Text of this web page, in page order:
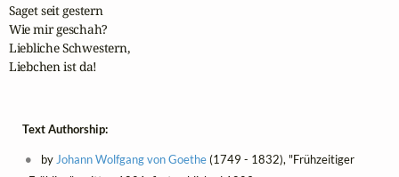
Saget seit gestern
Wie mir geschah?
Liebliche Schwestern,
Liebchen ist da!
Text Authorship:
by Johann Wolfgang von Goethe(1749 - 1832), "Frühzeitiger